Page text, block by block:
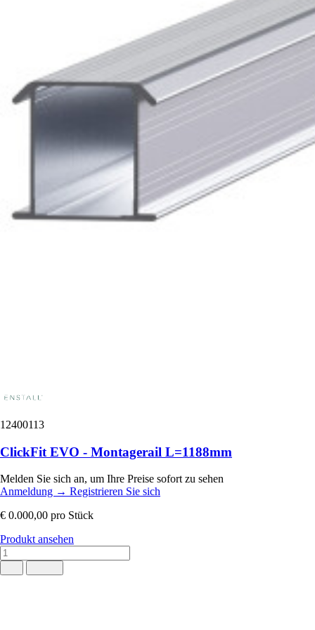
12400113
ClickFit EVO - Montagerail L=1188mm
Melden Sie sich an, um Ihre Preise sofort zu sehen
Anmeldung → Registrieren Sie sich
€ 0.000,00 pro Stück
Produkt ansehen